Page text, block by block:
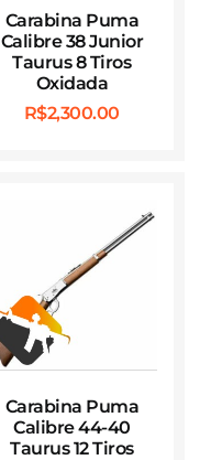
Carabina Puma
Calibre 38 Junior
Taurus 8 Tiros
Oxidada
R$2,300.00
Carabina Puma
Calibre 44-40
Taurus 12 Tiros